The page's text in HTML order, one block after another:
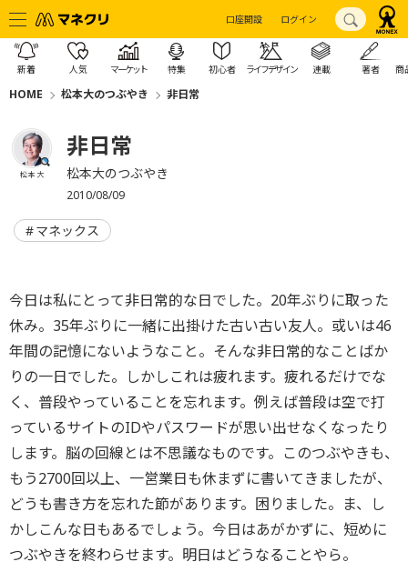
口座開設 ログイン
新着 人気 マーケット 特集 初心者 ライフデザイン 連載 著者 商
HOME 松本大のつぶやき 非日常
松本 大
非日常
松本大のつぶやき
2010/08/09
マネックス
今日は私にとって非日常的な日でした。20年ぶりに取った
休み。35年ぶりに一緒に出掛けた古い古い友人。或いは46
年間の記憶にないようなこと。そんな非日常的なことばか
りの一日でした。しかしこれは疲れます。疲れるだけでな
く、普段やっていることを忘れます。例えば普段は空で打
っているサイトのIDやパスワードが思い出せなくなったり
します。脳の回線とは不思議なものです。このつぶやきも、
もう2700回以上、一営業日も休まずに書いてきましたが、
どうも書き方を忘れた節があります。困りました。ま、し
かしこんな日もあるでしょう。今日はあがかずに、短めに
つぶやきを終わらせます。明日はどうなることやら。